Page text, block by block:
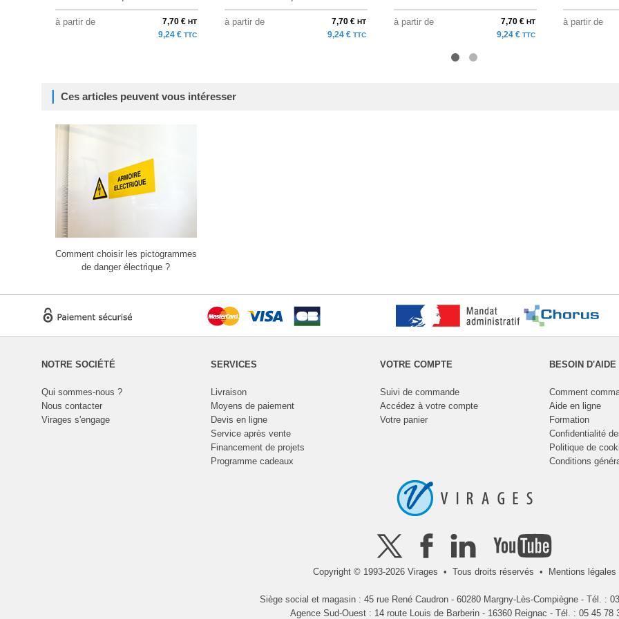
à partir de 7,70 € HT
9,24 € TTC
à partir de 7,70 € HT
9,24 € TTC
à partir de 7,70 € HT
9,24 € TTC
à partir de
Ces articles peuvent vous intéresser
Comment choisir les pictogrammes
de danger électrique ?
NOTRE SOCIÉTÉ
Qui sommes-nous ?
Nous contacter
Virages s'engage
SERVICES
Livraison
Moyens de paiement
Devis en ligne
Service après vente
Financement de projets
Programme cadeaux
VOTRE COMPTE
Suivi de commande
Accédez à votre compte
Votre panier
BESOIN D'AIDE
Comment
Aide en ligne
Formation
Confidentialité
Politique de
Conditions
Copyright © 1993-2026 Virages • Tous droits réservés • Mentions légales
Siège social et magasin : 45 rue René Caudron - 60280 Margny-Lès-Compiègne - Tél. :
Agence Sud-Ouest : 14 route Louis de Barberin - 16360 Reignac - Tél. : 05 45 78